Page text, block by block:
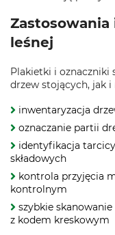
leśnej
Plakietki i oznaczniki
drzew stojących, jak i
inwentaryzacja
oznaczanie partii
identyfikacja
składowych
kontrola przyjęcia
kontrolnym
szybkie
z kodem kreskowym